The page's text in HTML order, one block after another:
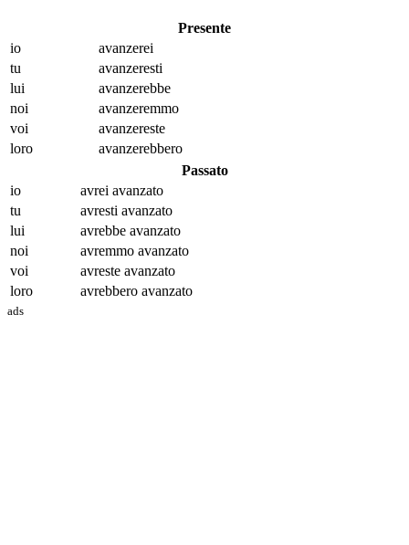
Presente
io
avanzerei
tu
avanzeresti
lui
avanzerebbe
noi
avanzeremmo
voi
avanzereste
loro
avanzerebbero
Passato
io
avrei avanzato
tu
avresti avanzato
lui
avrebbe avanzato
noi
avremmo avanzato
voi
avreste avanzato
loro
avrebbero avanzato
ads